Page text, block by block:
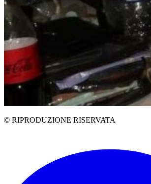
© RIPRODUZIONE RISERVATA